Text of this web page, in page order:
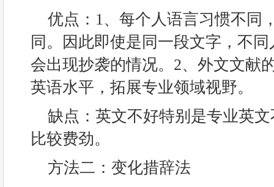
优点：1、每个人语言习惯不同
同。因此即使是同一段文字，不
会出现抄袭的情况。2、外文文献
英语水平，拓展专业领域视野。
缺点：英文不好特别是专业英
比较费劲。
方法二：变化措辞法